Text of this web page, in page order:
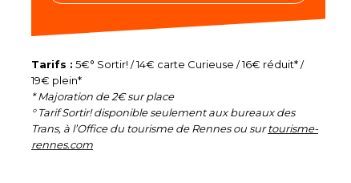
Tarifs : 5€° Sortir! / 14€ carte Curieuse / 16€ réduit* /
19€ plein*
* Majoration de 2€ sur place
° Tarif Sortir! disponible seulement aux bureaux des
Trans, à l’Office du tourisme de Rennes ou surtourisme-
rennes.com